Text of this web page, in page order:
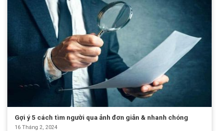
Gợi ý 5 cách tìm người qua ảnh đơn giản & nhanh chóng
16 Tháng 2, 2024